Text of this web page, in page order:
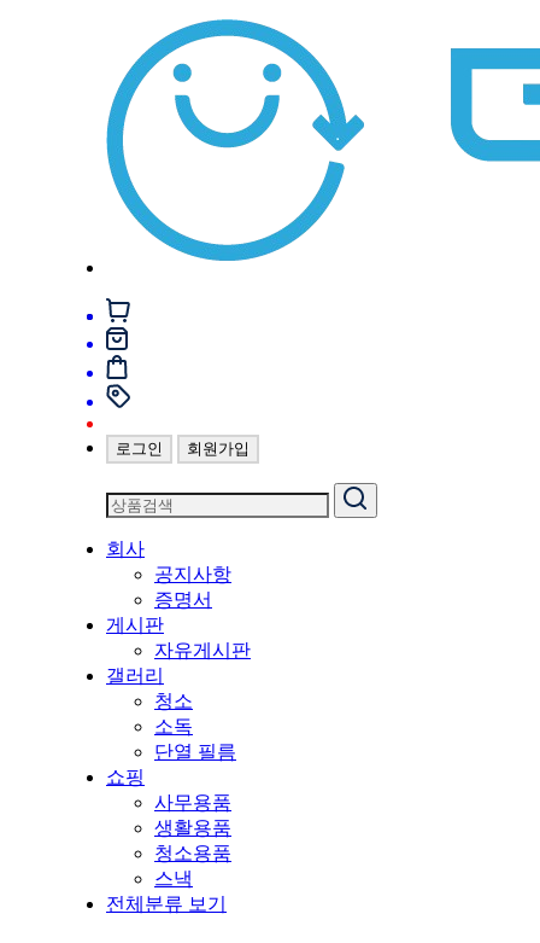
로그인 회원가입
회사
공지사항
증명서
게시판
자유게시판
갤러리
청소
소독
단열 필름
쇼핑
사무용품
생활용품
청소용품
스낵
전체분류 보기